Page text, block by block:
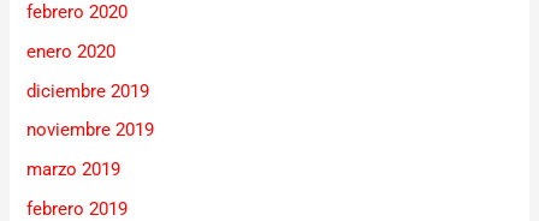
febrero 2020
enero 2020
diciembre 2019
noviembre 2019
marzo 2019
febrero 2019